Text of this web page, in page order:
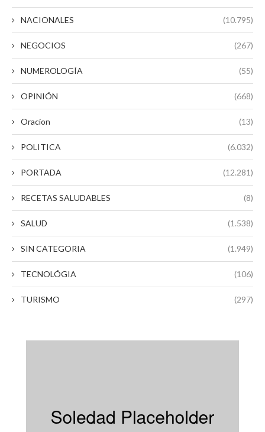
NACIONALES (10.795)
NEGOCIOS (267)
NUMEROLOGÍA (55)
OPINIÓN (668)
Oracion (13)
POLITICA (6.032)
PORTADA (12.281)
RECETAS SALUDABLES (8)
SALUD (1.538)
SIN CATEGORIA (1.949)
TECNOLÓGIA (106)
TURISMO (297)